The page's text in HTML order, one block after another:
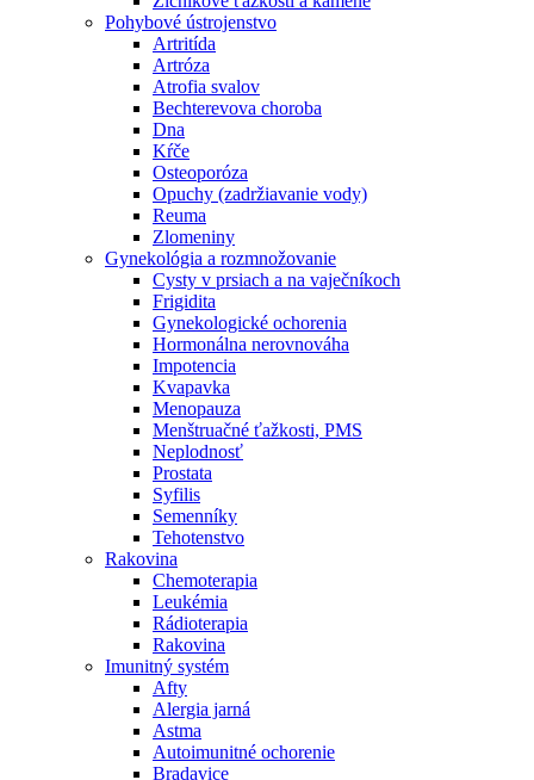
Pohybové ústrojenstvo
Artritída
Artróza
Atrofia svalov
Bechterevova choroba
Dna
Kŕče
Osteoporóza
Opuchy (zadržiavanie vody)
Reuma
Zlomeniny
Gynekológia a rozmnožovanie
Cysty v prsiach a na vaječníkoch
Frigidita
Gynekologické ochorenia
Hormonálna nerovnováha
Impotencia
Kvapavka
Menopauza
Menštruačné ťažkosti, PMS
Neplodnosť
Prostata
Syfilis
Semenníky
Tehotenstvo
Rakovina
Chemoterapia
Leukémia
Rádioterapia
Rakovina
Imunitný systém
Afty
Alergia jarná
Astma
Autoimunitné ochorenie
Bradavice